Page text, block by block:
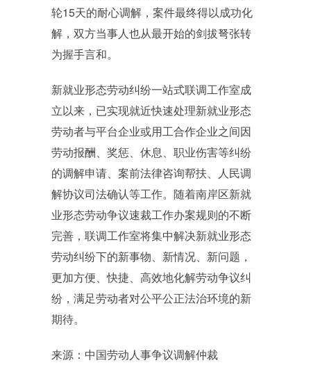
轮15天的耐心调解，案件最终得以成功化
解，双方当事人也从最开始的剑拔弩张转
为握手言和。
新就业形态劳动纠纷一站式联调工作室成
立以来，已实现就近快速处理新就业形态
劳动者与平台企业或用工合作企业之间因
劳动报酬、奖惩、休息、职业伤害等纠纷
的调解申请、案前法律咨询帮扶、人民调
解协议司法确认等工作。随着南岸区新就
业形态劳动争议速裁工作办案规则的不断
完善，联调工作室将集中解决新就业形态
劳动纠纷下的新事物、新情况、新问题，
更加方便、快捷、高效地化解劳动争议纠
纷，满足劳动者对公平公正法治环境的新
期待。
来源：中国劳动人事争议调解仲裁